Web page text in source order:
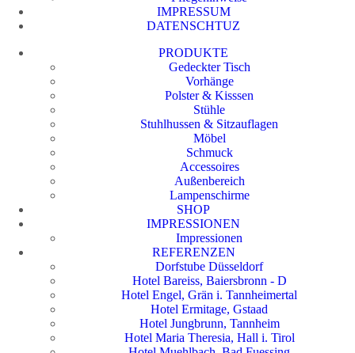
IMPRESSUM
DATENSCHTUZ
PRODUKTE
Gedeckter Tisch
Vorhänge
Polster & Kisssen
Stühle
Stuhlhussen & Sitzauflagen
Möbel
Schmuck
Accessoires
Außenbereich
Lampenschirme
SHOP
IMPRESSIONEN
Impressionen
REFERENZEN
Dorfstube Düsseldorf
Hotel Bareiss, Baiersbronn - D
Hotel Engel, Grän i. Tannheimertal
Hotel Ermitage, Gstaad
Hotel Jungbrunn, Tannheim
Hotel Maria Theresia, Hall i. Tirol